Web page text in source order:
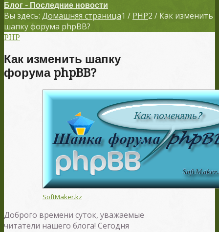
Блог - Последние новости
Вы здесь: Домашняя страница1 / PHP2 / Как изменить
шапку форума phpBB?
PHP
Как изменить шапку
форума phpBB?
SoftMaker.kz
Доброго времени суток, уважаемые
читатели нашего блога! Сегодня